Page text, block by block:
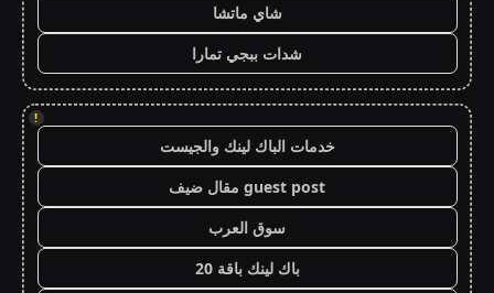
شاي ماتشا
شدات ببجي تمارا
!
خدمات الباك لينك والجيست
guest post مقال ضيف
سوق العرب
باك لينك باقة 20